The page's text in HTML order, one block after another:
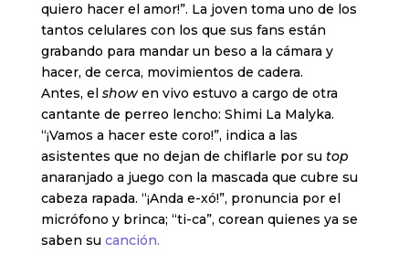
quiero hacer el amor!”. La joven toma uno de los
tantos celulares con los que sus fans están
grabando para mandar un beso a la cámara y
hacer, de cerca, movimientos de cadera.
Antes, el showen vivo estuvo a cargo de otra
cantante de perreo lencho: Shimi La Malyka.
“¡Vamos a hacer este coro!”, indica a las
asistentes que no dejan de chiflarle por su top
anaranjado a juego con la mascada que cubre su
cabeza rapada. “¡Anda e-xó!”, pronuncia por el
micrófono y brinca; “ti-ca”, corean quienes ya se
saben su canción.